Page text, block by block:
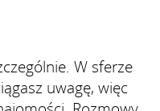
W sferze
uwagę, więc